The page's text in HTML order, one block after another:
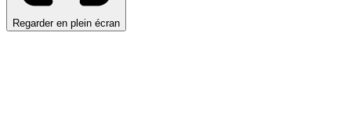
Regarder en plein écran